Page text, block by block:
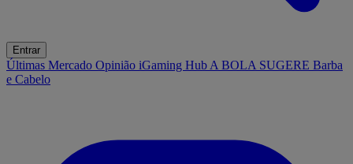
Entrar
Últimas Mercado Opinião iGaming Hub A BOLA SUGERE Barba
e Cabelo